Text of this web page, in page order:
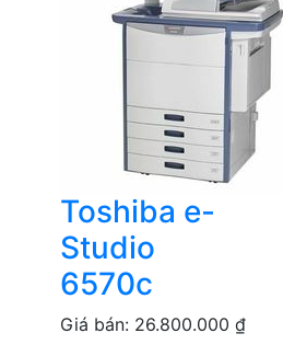
Toshiba e-
Studio
6570c
Giá bán: 26.800.000 ₫